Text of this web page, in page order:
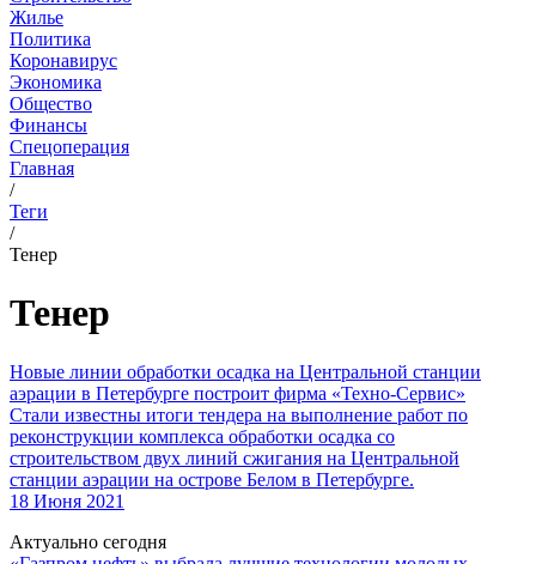
Жилье
Политика
Коронавирус
Экономика
Общество
Финансы
Спецоперация
Главная
/
Теги
/
Тенер
Тенер
Новые линии обработки осадка на Центральной станции
аэрации в Петербурге построит фирма «Техно-Сервис»
Стали известны итоги тендера на выполнение работ по
реконструкции комплекса обработки осадка со
строительством двух линий сжигания на Центральной
станции аэрации на острове Белом в Петербурге.
18 Июня 2021
Актуально сегодня